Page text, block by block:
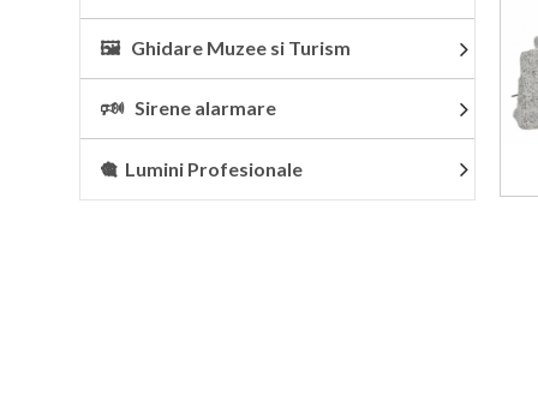
🖼 Ghidare Muzee si Turism
🕬 Sirene alarmare
🎕 Lumini Profesionale